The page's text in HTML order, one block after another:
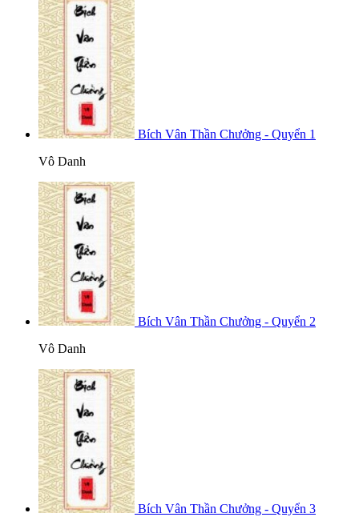
Bích Vân Thần Chưởng - Quyển 1
Vô Danh
Bích Vân Thần Chưởng - Quyển 2
Vô Danh
Bích Vân Thần Chưởng - Quyển 3